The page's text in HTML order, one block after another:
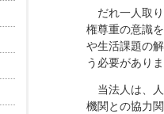
だれ一人取り
権尊重の意識
や生活課題の
う必要があり
当法人は、人
機関との協力